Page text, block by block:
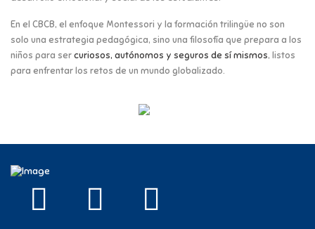
En el CBCB, el enfoque Montessori y la formación trilingüe no son
solo una estrategia pedagógica, sino una filosofía que prepara a los
niños para sercuriosos, autónomos y seguros de sí mismos, listos
para enfrentar los retos de un mundo globalizado.